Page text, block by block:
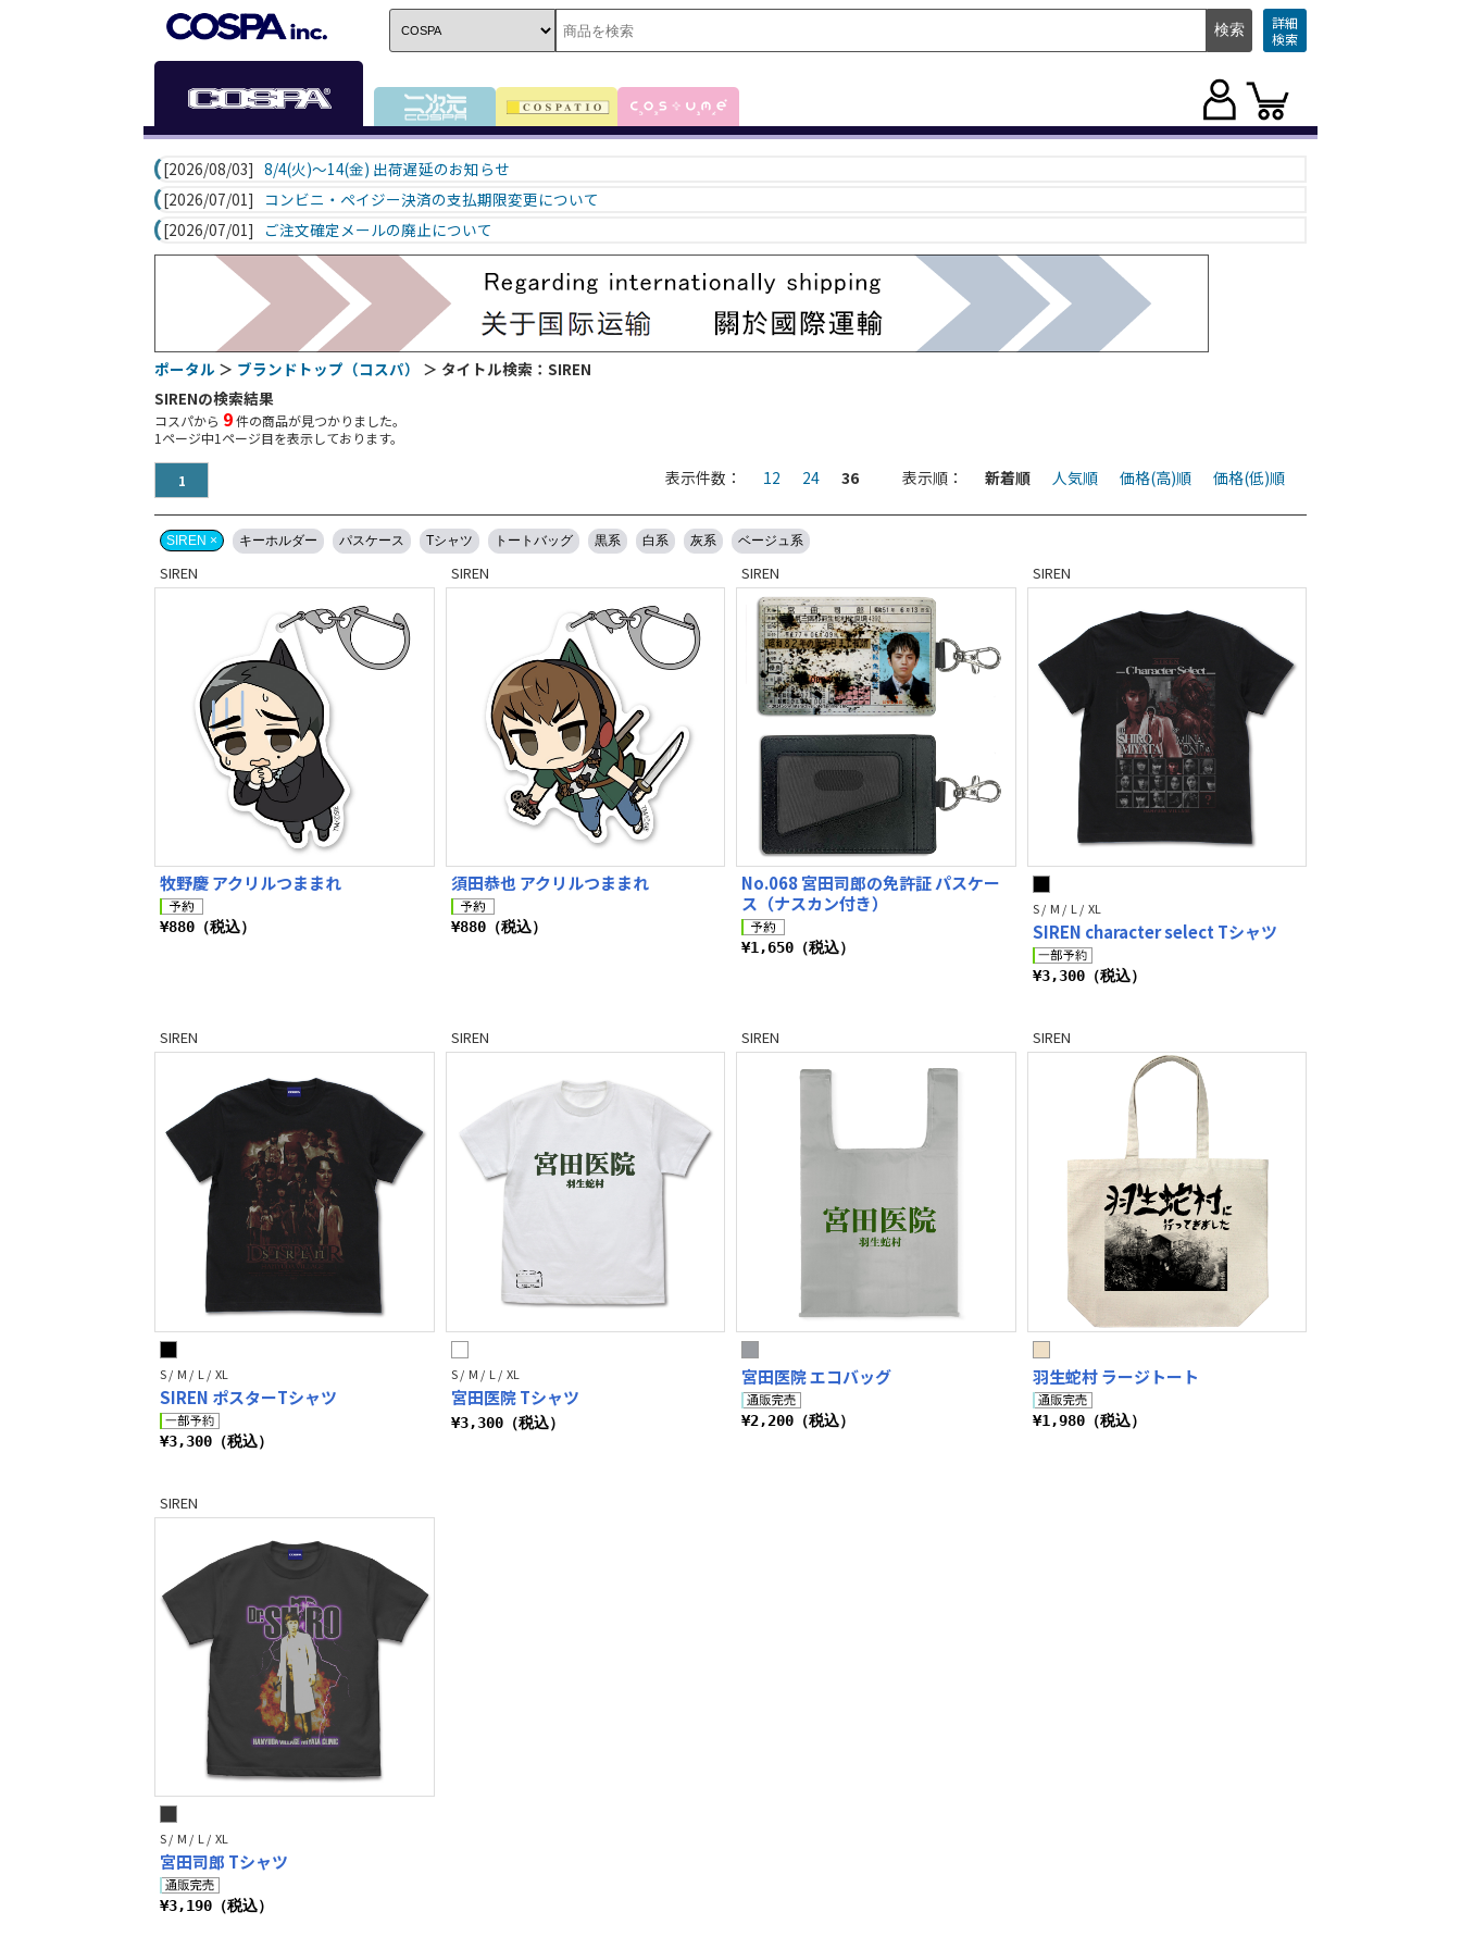
詳細
検索
[2026/08/03] 8/4(火)～14(金) 出荷遅延のお知らせ
[2026/07/01]
コンビニ・ペイジー決済の支払期限変更について
[2026/07/01]
ご注文確定メールの廃止について
ポータル ＞ ブランドトップ（コスパ）
＞ タイトル検索：SIREN
SIRENの検索結果
コスパから 9件の商品が見つかりました。
1 ページ中1 ページ目を表示しております。
1 表示件数： 12 24 36 表示順： 新着順 人気順 価格(高)順 価格(低)順
SIREN × キーホルダー パスケース Tシャツ トートバッグ 黒系 白系 灰系 ベージュ系
SIREN
牧野慶 アクリルつままれ
¥880（税込）
SIREN
須田恭也 アクリルつままれ
¥880（税込）
SIREN
No.068 宮田司郎の免許証 パスケー
ス（ナスカン付き）
¥1,650（税込）
SIREN
S / M / L / XL
SIREN character select Tシャツ
¥3,300（税込）
SIREN
S / M / L / XL
SIREN ポスターTシャツ
¥3,300（税込）
SIREN
S / M / L / XL
宮田医院 Tシャツ
¥3,300（税込）
SIREN
宮田医院 エコバッグ
¥2,200（税込）
SIREN
羽生蛇村 ラージトート
¥1,980（税込）
SIREN
S / M / L / XL
宮田司郎 Tシャツ
¥3,190（税込）